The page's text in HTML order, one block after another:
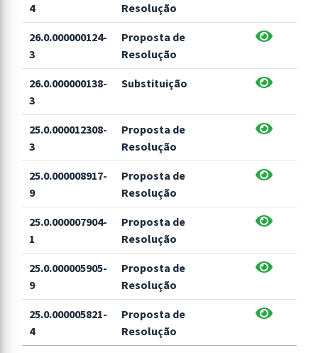
4
Resolução
26.0.000000124-
3
Proposta de
Resolução
26.0.000000138-
3
Substituição
25.0.000012308-
3
Proposta de
Resolução
25.0.000008917-
9
Proposta de
Resolução
25.0.000007904-
1
Proposta de
Resolução
25.0.000005905-
9
Proposta de
Resolução
25.0.000005821-
4
Proposta de
Resolução